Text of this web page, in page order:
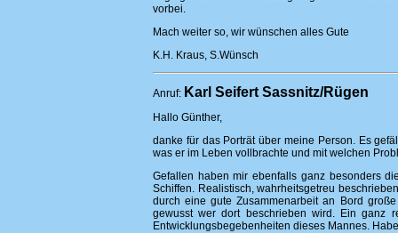
vorbei.
Mach weiter so, wir wünschen alles Gute
K.H. Kraus, S.Wünsch
Anruf: Karl Seifert Sassnitz/Rügen
Hallo Günther,
danke für das Porträt über meine Person. Es
was er im Leben vollbrachte und mit welchen
Gefallen haben mir ebenfalls ganz besonders
Schiffen. Realistisch, wahrheitsgetreu
durch eine gute Zusammenarbeit an Bord
gewusst wer dort beschrieben wird. Ein ganz
Entwicklungsbegebenheiten dieses Mannes.